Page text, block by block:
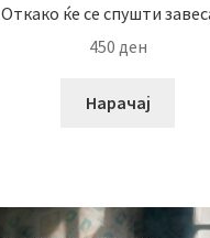
Откако ќе се спушти
450 ден
Нарачај